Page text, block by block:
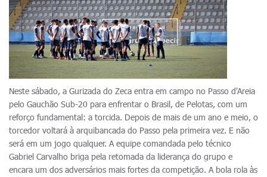
Neste sábado, a Gurizada do Zeca entra em campo no Passo d'Areia
pelo Gauchão Sub-20 para enfrentar o Brasil, de Pelotas, com um
reforço fundamental: a torcida. Depois de mais de um ano e meio, o
torcedor voltará à arquibancada do Passo pela primeira vez. E não
será em um jogo qualquer. A equipe comandada pelo técnico
Gabriel Carvalho briga pela retomada da liderança do grupo e
encara um dos adversários mais fortes da competição. A bola rola às